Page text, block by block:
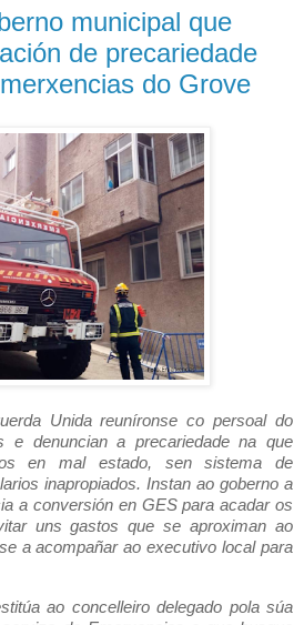
municipal que
de precariedade
do Grove
Unida reuníronse co persoal do
e denuncian a precariedade na que
en mal estado, sen sistema de
inapropiados. Instan ao goberno a
a conversión en GES para acadar os
uns gastos que se aproximan ao
a acompañar ao executivo local para
ao concelleiro delegado pola súa